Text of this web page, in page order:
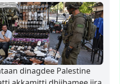
dinagdee Palestine